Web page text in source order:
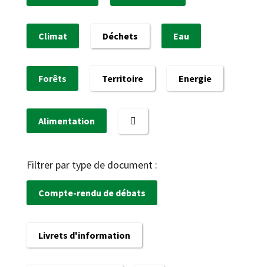
Climat Déchets Eau
Forêts Territoire Energie
Alimentation
Filtrer par type de document :
Compte-rendu de débats
Livrets d'information